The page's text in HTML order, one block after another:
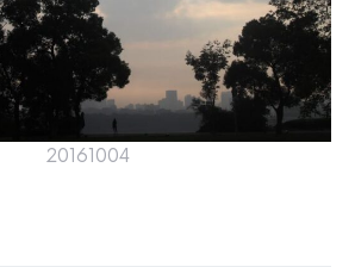
20161004